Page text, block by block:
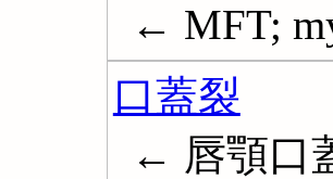
← MFT;
口蓋裂
← 唇顎口